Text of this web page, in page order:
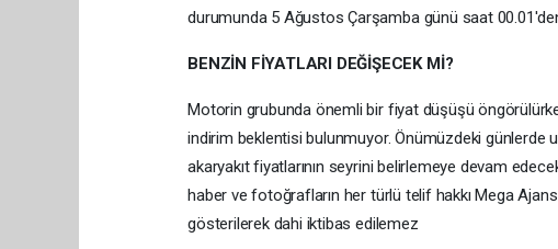
durumunda 5 Ağustos Çarşamba günü saat
BENZİN FİYATLARI DEĞİŞECEK Mİ?
Motorin grubunda önemli bir fiyat düşüşü
indirim beklentisi bulunmuyor. Önümüzdeki günlerde
akaryakıt fiyatlarının seyrini belirlemeye devam
haber ve fotoğrafların her türlü telif hakkı Mega
gösterilerek dahi iktibas edilemez